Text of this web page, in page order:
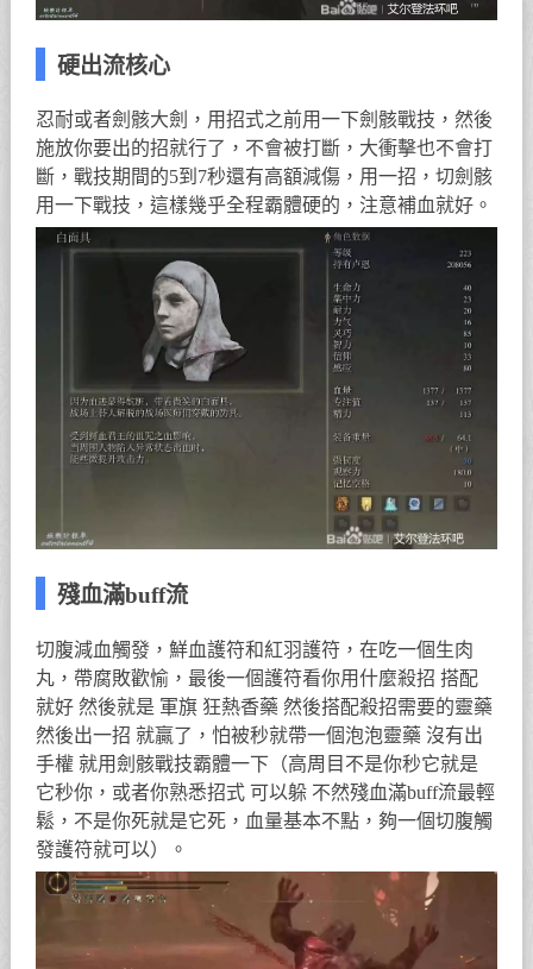
硬出流核心
忍耐或者劍骸大劍，用招式之前用一下劍骸戰技，然後
施放你要出的招就行了，不會被打斷，大衝擊也不會打
斷，戰技期間的5到7秒還有高額減傷，用一招，切劍骸
用一下戰技，這樣幾乎全程霸體硬的，注意補血就好。
殘血滿buff流
切腹減血觸發，鮮血護符和紅羽護符，在吃一個生肉
丸，帶腐敗歡愉，最後一個護符看你用什麼殺招 搭配
就好 然後就是 軍旗 狂熱香藥 然後搭配殺招需要的靈藥
然後出一招 就贏了，怕被秒就帶一個泡泡靈藥 沒有出
手權 就用劍骸戰技霸體一下（高周目不是你秒它就是
它秒你，或者你熟悉招式 可以躲 不然殘血滿buff流最輕
鬆，不是你死就是它死，血量基本不點，夠一個切腹觸
發護符就可以）。